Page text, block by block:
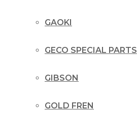
GAOKI
GECO SPECIAL PARTS
GIBSON
GOLD FREN